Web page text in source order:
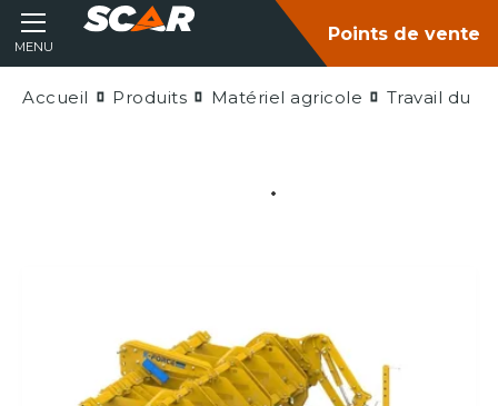
MENU
Points de vente
Accueil Produits Matériel agricole Travail du